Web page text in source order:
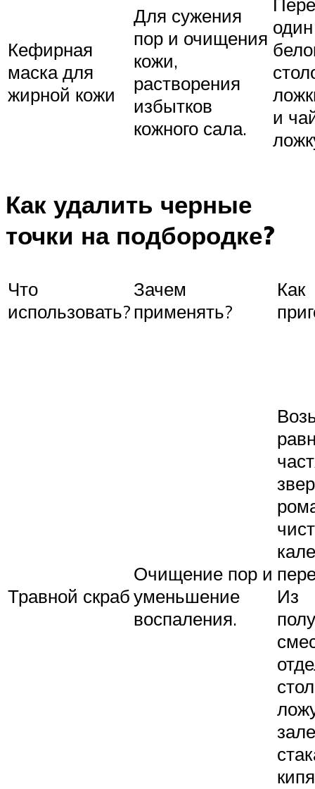
Кефирная
маска для
жирной кожи
Для сужения
пор и очищения
кожи,
растворения
избытков
кожного сала.
и
Как удалить черные
точки на подбородке?
Что
использовать?
Зачем
применять?
Как
Травной скраб
Очищение пор и
уменьшение
воспаления.
Из